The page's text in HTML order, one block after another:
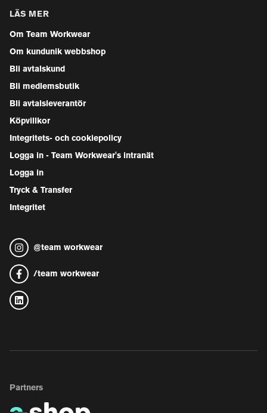
LÄS MER
Om Team Workwear
Om kundunik webbshop
Bli avtalskund
Bli medlemsbutik
Bli avtalsleverantör
Köpvillkor
Integritets- och cookiepolicy
Logga in - Team Workwear's intranät
Logga in
Tryck & Transfer
Integritet
@team workwear
/team workwear
Partners